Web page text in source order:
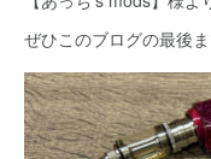
ぜひこのブログの最後